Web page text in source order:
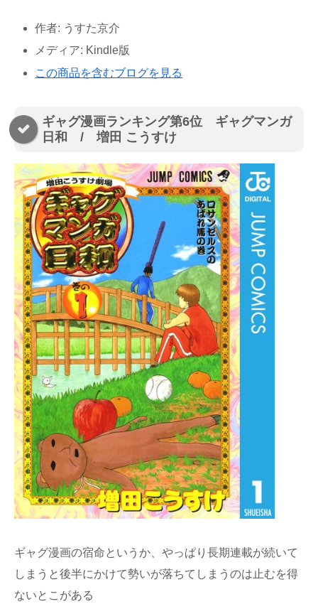
作者: うすた京介
メディア: Kindle版
この商品を含むブログを見る
ギャグ漫画ランキング第6位 ギャグマンガ
日和 / 増田 こうすけ
ギャグ漫画の宿命というか、やっぱり長期連載が続いて
しまうと後半にかけて勢いが落ちてしまうのは止むを得
ないとこがある